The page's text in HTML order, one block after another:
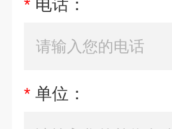
* 电话：
* 单位：